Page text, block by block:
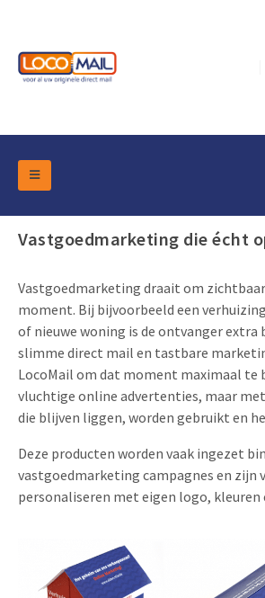
Vastgoedmarketing die écht
Vastgoedmarketing draait om
moment. Bij bijvoorbeeld een
of nieuwe woning is de ontvanger extra
slimme direct mail en tastbare
LocoMail om dat moment maximaal te
vluchtige online advertenties, maar
die blijven liggen, worden gebruikt en
Deze producten worden vaak ingezet
vastgoedmarketing campagnes en zijn
personaliseren met eigen logo, kleuren
DM Marketing Tools
Overzicht Categorieën
Pop-up Kubussen
Turning Card
Brievenbusdoosje +
Schuifkaarten
Geluidskaarten
Tabkaarten
Verpakkingen
Klepdoosjes
Schuifdoosjes
Retail Marketing
Vastgoedmarketing
Sport Marketing
Automotive Marketing
Marketing in de Zorg
Duurzame Marketing
Gelegenheden
Kerst- en Eindejaar
Verjaardag en Jubilea
Uitnodigingen
Product Introductie
App-lancering
Klantenbinding
Contact
Over Ons
Vacatures
Duurzaamheid